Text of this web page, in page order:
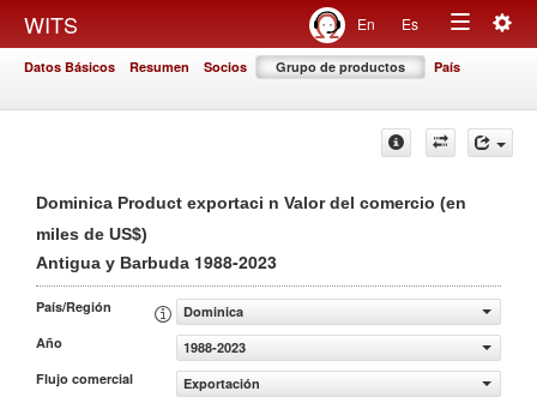
WITS En Es
Toggle
Datos Básicos Resumen Socios Grupo de productos País
Dominica Product exportaci n Valor del comercio (en
miles de US$)
Antigua y Barbuda 1988-2023
País/Región
Dominica
Año
1988-2023
Flujo comercial
Exportación